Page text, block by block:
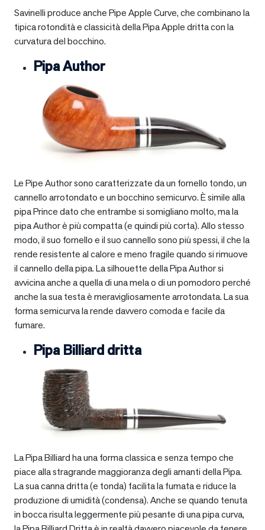
Savinelli produce anche Pipe Apple Curve, che combinano la
tipica rotondità e classicità della Pipa Apple dritta con la
curvatura del bocchino.
Pipa Author
Le Pipe Author sono caratterizzate da un fornello tondo, un
cannello arrotondato e un bocchino semicurvo. È simile alla
pipa Prince dato che entrambe si somigliano molto, ma la
pipa Author è più compatta (e quindi più corta). Allo stesso
modo, il suo fornello e il suo cannello sono più spessi, il che la
rende resistente al calore e meno fragile quando si rimuove
il cannello della pipa. La silhouette della Pipa Author si
avvicina anche a quella di una mela o di un pomodoro perché
anche la sua testa è meravigliosamente arrotondata. La sua
forma semicurva la rende davvero comoda e facile da
fumare.
Pipa Billiard dritta
La Pipa Billiard ha una forma classica e senza tempo che
piace alla stragrande maggioranza degli amanti della Pipa.
La sua canna dritta (e tonda) facilita la fumata e riduce la
produzione di umidità (condensa). Anche se quando tenuta
in bocca risulta leggermente più pesante di una pipa curva,